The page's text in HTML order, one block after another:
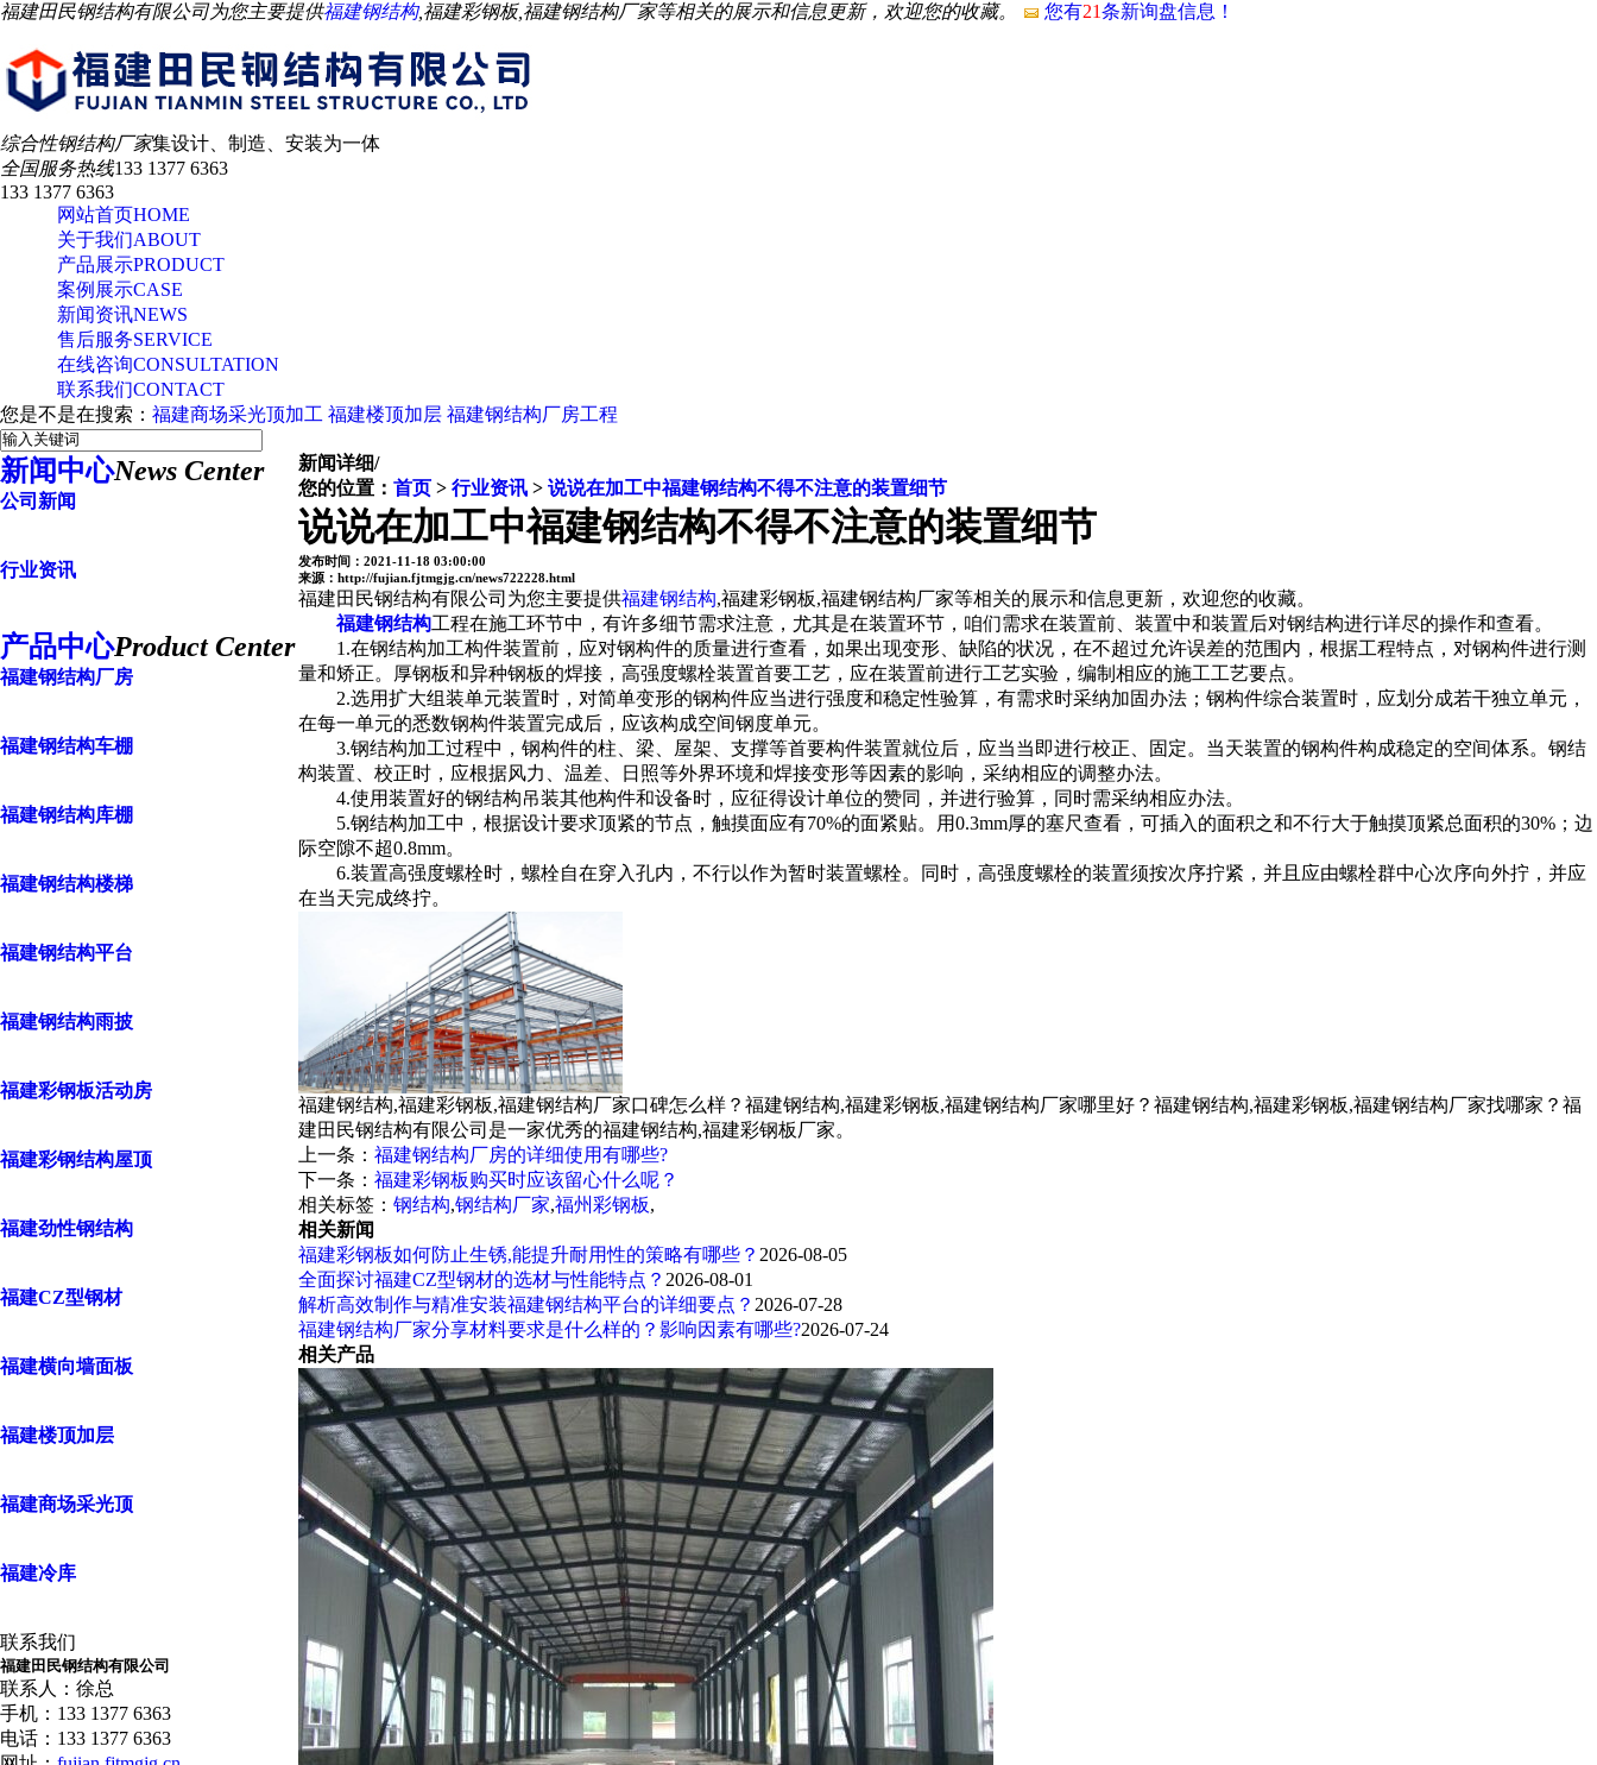
福建田民钢结构有限公司为您主要提供福建钢结构,福建彩钢板,福建钢结构厂家等相关的展示和信息更新，欢迎您的收藏。 您有21条新询盘信息！
综合性钢结构厂家集设计、制造、安装为一体
全国服务热线133 1377 6363
133 1377 6363
网站首页HOME
关于我们ABOUT
产品展示PRODUCT
案例展示CASE
新闻资讯NEWS
售后服务SERVICE
在线咨询CONSULTATION
联系我们CONTACT
您是不是在搜索： 福建商场采光顶加工 福建楼顶加层 福建钢结构厂房工程
新闻中心News Center
公司新闻
行业资讯
产品中心Product Center
福建钢结构厂房
福建钢结构车棚
福建钢结构库棚
福建钢结构楼梯
福建钢结构平台
福建钢结构雨披
福建彩钢板活动房
福建彩钢结构屋顶
福建劲性钢结构
福建CZ型钢材
福建横向墙面板
福建楼顶加层
福建商场采光顶
福建冷库
联系我们
福建田民钢结构有限公司
联系人：徐总
手机：133 1377 6363
电话：133 1377 6363
新闻详细/
您的位置： 首页 > 行业资讯 > 说说在加工中福建钢结构不得不注意的装置细节
说说在加工中福建钢结构不得不注意的装置细节
发布时间：2021-11-18 03:00:00
来源：http://fujian.fjtmgjg.cn/news722228.html
福建田民钢结构有限公司为您主要提供福建钢结构,福建彩钢板,福建钢结构厂家等相关的展示和信息更新，欢迎您的收藏。
福建钢结构工程在施工环节中，有许多细节需求注意，尤其是在装置环节，咱们需求在装置前、装置中和装置后对钢结构进行详尽的操作和查看。
1.在钢结构加工构件装置前，应对钢构件的质量进行查看，如果出现变形、缺陷的状况，在不超过允许误差的范围内，根据工程特点，对钢构件进行测
量和矫正。厚钢板和异种钢板的焊接，高强度螺栓装置首要工艺，应在装置前进行工艺实验，编制相应的施工工艺要点。
2.选用扩大组装单元装置时，对简单变形的钢构件应当进行强度和稳定性验算，有需求时采纳加固办法；钢构件综合装置时，应划分成若干独立单元，
在每一单元的悉数钢构件装置完成后，应该构成空间钢度单元。
3.钢结构加工过程中，钢构件的柱、梁、屋架、支撑等首要构件装置就位后，应当当即进行校正、固定。当天装置的钢构件构成稳定的空间体系。钢结
构装置、校正时，应根据风力、温差、日照等外界环境和焊接变形等因素的影响，采纳相应的调整办法。
4.使用装置好的钢结构吊装其他构件和设备时，应征得设计单位的赞同，并进行验算，同时需采纳相应办法。
5.钢结构加工中，根据设计要求顶紧的节点，触摸面应有70%的面紧贴。用0.3mm厚的塞尺查看，可插入的面积之和不行大于触摸顶紧总面积的30%；边
际空隙不超0.8mm。
6.装置高强度螺栓时，螺栓自在穿入孔内，不行以作为暂时装置螺栓。同时，高强度螺栓的装置须按次序拧紧，并且应由螺栓群中心次序向外拧，并应
在当天完成终拧。
福建钢结构,福建彩钢板,福建钢结构厂家口碑怎么样？福建钢结构,福建彩钢板,福建钢结构厂家哪里好？福建钢结构,福建彩钢板,福建钢结构厂家找哪家？福
建田民钢结构有限公司是一家优秀的福建钢结构,福建彩钢板厂家。
上一条： 福建钢结构厂房的详细使用有哪些?
下一条： 福建彩钢板购买时应该留心什么呢？
相关标签： 钢结构,钢结构厂家,福州彩钢板,
相关新闻
福建彩钢板如何防止生锈,能提升耐用性的策略有哪些？ 2026-08-05
全面探讨福建CZ型钢材的选材与性能特点？ 2026-08-01
解析高效制作与精准安装福建钢结构平台的详细要点？ 2026-07-28
福建钢结构厂家分享材料要求是什么样的？影响因素有哪些?2026-07-24
相关产品